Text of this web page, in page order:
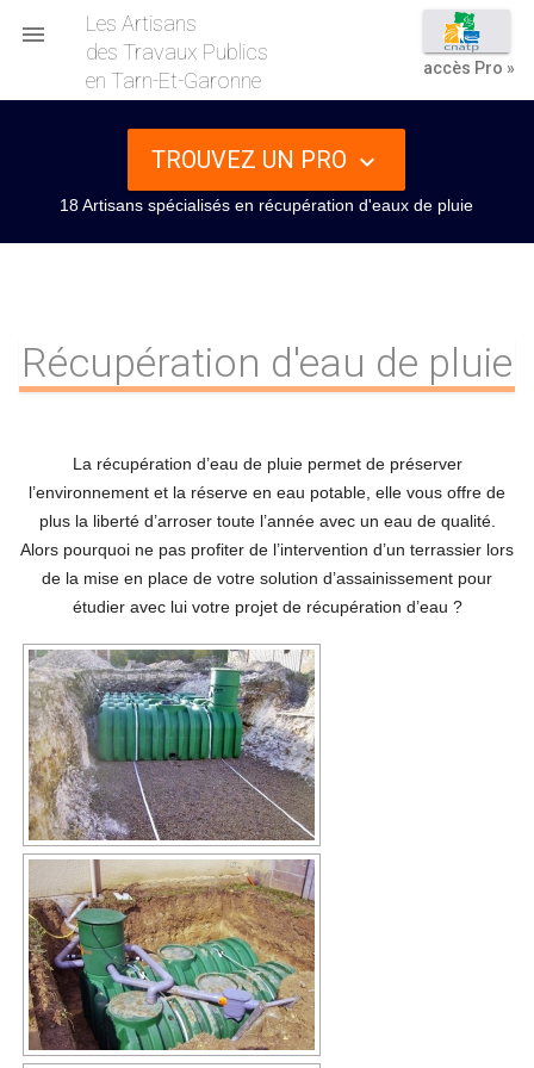

Les Artisans
des Travaux Publics
en Tarn-Et-Garonne
accès Pro »
TROUVEZ UN PRO keyboard_arrow_down
18 Artisans spécialisés en récupération d'eaux de pluie
Récupération d'eau de pluie
La récupération d’eau de pluie permet de préserver
l’environnement et la réserve en eau potable, elle vous offre de
plus la liberté d’arroser toute l’année avec un eau de qualité.
Alors pourquoi ne pas profiter de l’intervention d’un terrassier lors
de la mise en place de votre solution d’assainissement pour
étudier avec lui votre projet de récupération d’eau ?